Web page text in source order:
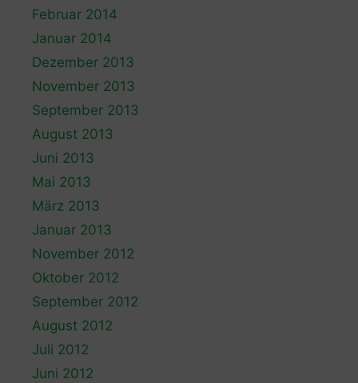
Februar 2014
Januar 2014
Dezember 2013
November 2013
September 2013
August 2013
Juni 2013
Mai 2013
März 2013
Januar 2013
November 2012
Oktober 2012
September 2012
August 2012
Juli 2012
Juni 2012